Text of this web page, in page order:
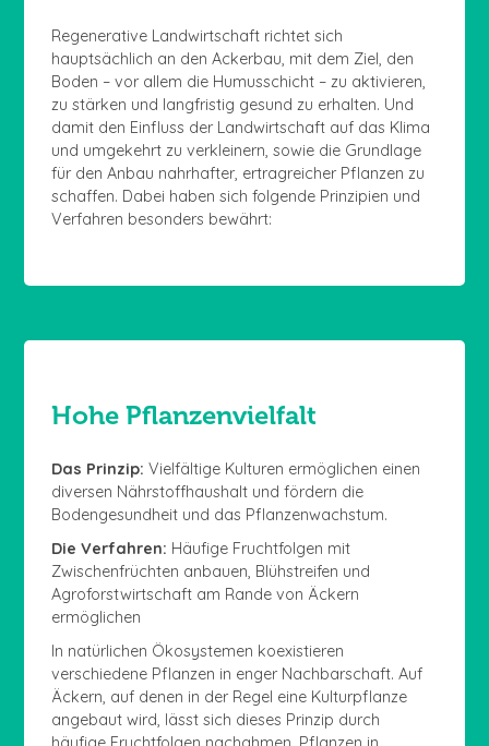
Regenerative Landwirtschaft richtet sich
hauptsächlich an den Ackerbau, mit dem Ziel, den
Boden – vor allem die Humusschicht – zu aktivieren,
zu stärken und langfristig gesund zu erhalten. Und
damit den Einfluss der Landwirtschaft auf das Klima
und umgekehrt zu verkleinern, sowie die Grundlage
für den Anbau nahrhafter, ertragreicher Pflanzen zu
schaffen. Dabei haben sich folgende Prinzipien und
Verfahren besonders bewährt:
Hohe Pflanzenvielfalt
Das Prinzip: Vielfältige Kulturen ermöglichen einen
diversen Nährstoffhaushalt und fördern die
Bodengesundheit und das Pflanzenwachstum.
Die Verfahren: Häufige Fruchtfolgen mit
Zwischenfrüchten anbauen, Blühstreifen und
Agroforstwirtschaft am Rande von Äckern
ermöglichen
In natürlichen Ökosystemen koexistieren
verschiedene Pflanzen in enger Nachbarschaft. Auf
Äckern, auf denen in der Regel eine Kulturpflanze
angebaut wird, lässt sich dieses Prinzip durch